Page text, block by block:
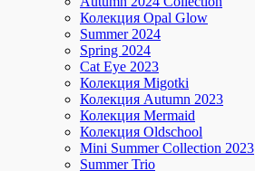
Колекция Opal Glow
Summer 2024
Spring 2024
Cat Eye 2023
Колекция Migotki
Колекция Autumn 2023
Колекция Mermaid
Колекция Oldschool
Mini Summer Collection 2023
Summer Trio